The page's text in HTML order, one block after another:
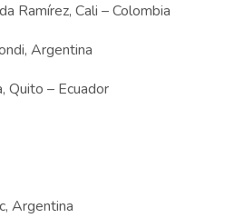
Ramírez, Cali – Colombia
Argentina
Quito – Ecuador
Argentina